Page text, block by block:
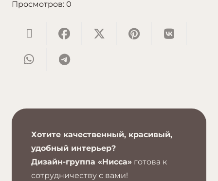
Просмотров: 0
Хотите качественный, красивый,
удобный интерьер?
Дизайн-группа «Нисса» готова к
сотрудничеству с вами!